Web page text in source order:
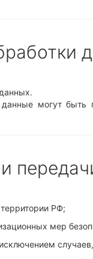
могут быть
РФ;
мер